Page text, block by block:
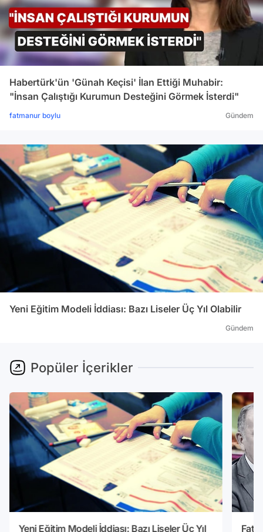
Habertürk'ün 'Günah Keçisi' İlan Ettiği Muhabir:
"İnsan Çalıştığı Kurumun Desteğini Görmek İsterdi"
fatmanur boylu Gündem
Yeni Eğitim Modeli İddiası: Bazı Liseler Üç Yıl Olabilir
Gündem
Popüler İçerikler
Yeni Eğitim Modeli İddiası: Bazı Liseler Üç Yıl